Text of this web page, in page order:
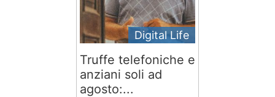
Digital Life
Truffe telefoniche e
anziani soli ad
agosto:...